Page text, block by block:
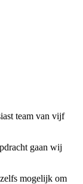
team van vijf
gaan wij
mogelijk om